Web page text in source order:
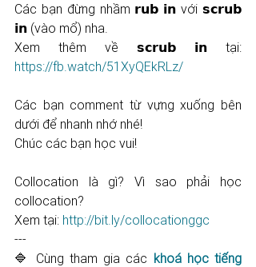
Các bạn đừng nhầm 𝗿𝘂𝗯 𝗶𝗻 với 𝘀𝗰𝗿𝘂𝗯
𝗶𝗻 (vào mổ) nha.
https://fb.watch/51XyQEkRLz/
Các bạn comment từ vựng xuống bên
dưới để nhanh nhớ nhé!
Chúc các bạn học vui!
Collocation là gì? Vì sao phải học
collocation?
Xem tại: http://bit.ly/collocationggc
---
🔷 Cùng tham gia các khoá học tiếng